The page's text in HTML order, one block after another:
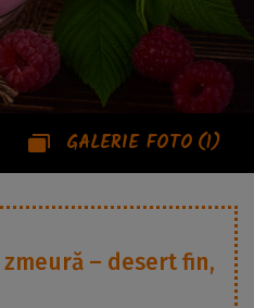
GALERIE FOTO (1)
– desert fin,